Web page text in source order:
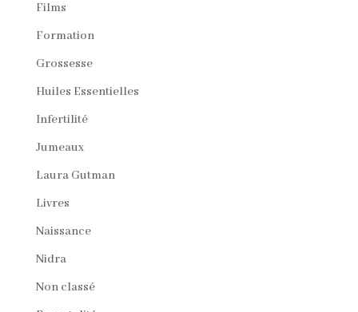
Films
Formation
Grossesse
Huiles Essentielles
Infertilité
Jumeaux
Laura Gutman
Livres
Naissance
Nidra
Non classé